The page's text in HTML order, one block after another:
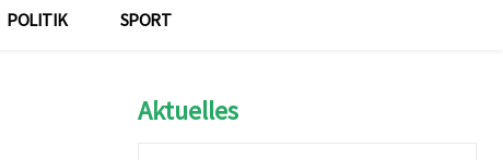
POLITIK SPORT
Aktuelles